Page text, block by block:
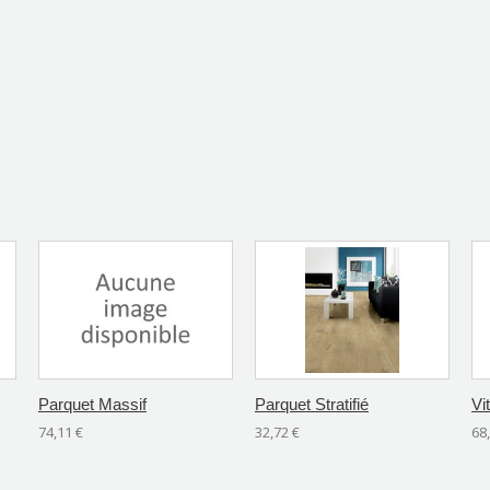
Parquet Massif
74,11 €
Parquet Stratifié
32,72 €